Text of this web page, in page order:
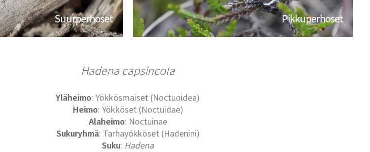
Suurperhoset Pikkuperhoset
Hadena capsincola
Yläheimo: Yökkösmaiset (Noctuoidea)
Heimo: Yökköset (Noctuidae)
Alaheimo: Noctuinae
Sukuryhmä: Tarhayökköset (Hadenini)
Suku: Hadena